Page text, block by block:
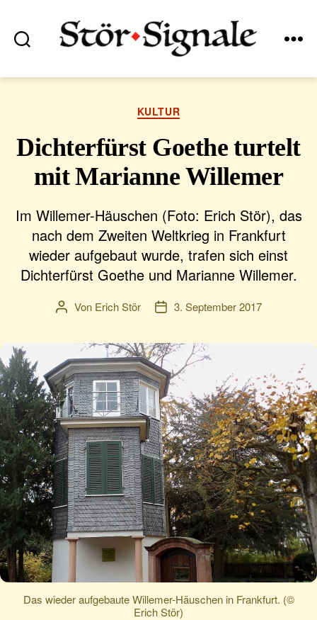
Kategorien
KULTUR
Dichterfürst Goethe turtelt
mit Marianne Willemer
Im Willemer-Häuschen (Foto: Erich Stör), das
nach dem Zweiten Weltkrieg in Frankfurt
wieder aufgebaut wurde, trafen sich einst
Dichterfürst Goethe und Marianne Willemer.
Beitragsautor
Von Erich Stör Veröffentlichungsdatum
3. September 2017
Das wieder aufgebaute Willemer-Häuschen in Frankfurt. (©
Erich Stör)